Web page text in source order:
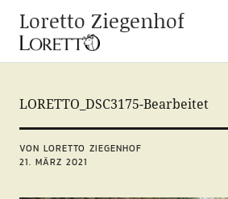
Loretto Ziegenhof
LORETTO_DSC3175-Bearbeitet
VON LORETTO ZIEGENHOF
21. MÄRZ 2021